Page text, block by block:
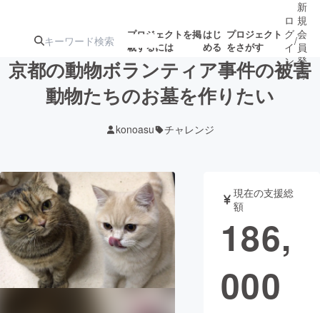
プロジェクトを掲
載するには
はじ
める
プロジェクト
をさがす
ジェクト
ロジェクト
アート・写真 音楽
テクノロジー・ガジェット ゲーム・サ
映像・映画
ロ
グ
イ
ン
/
新
規
会
員
登
録
京都の動物ボランティア事件の被害
動物たちのお墓を作りたい
konoasu チャレンジ
現在の支援総
額
186,
000